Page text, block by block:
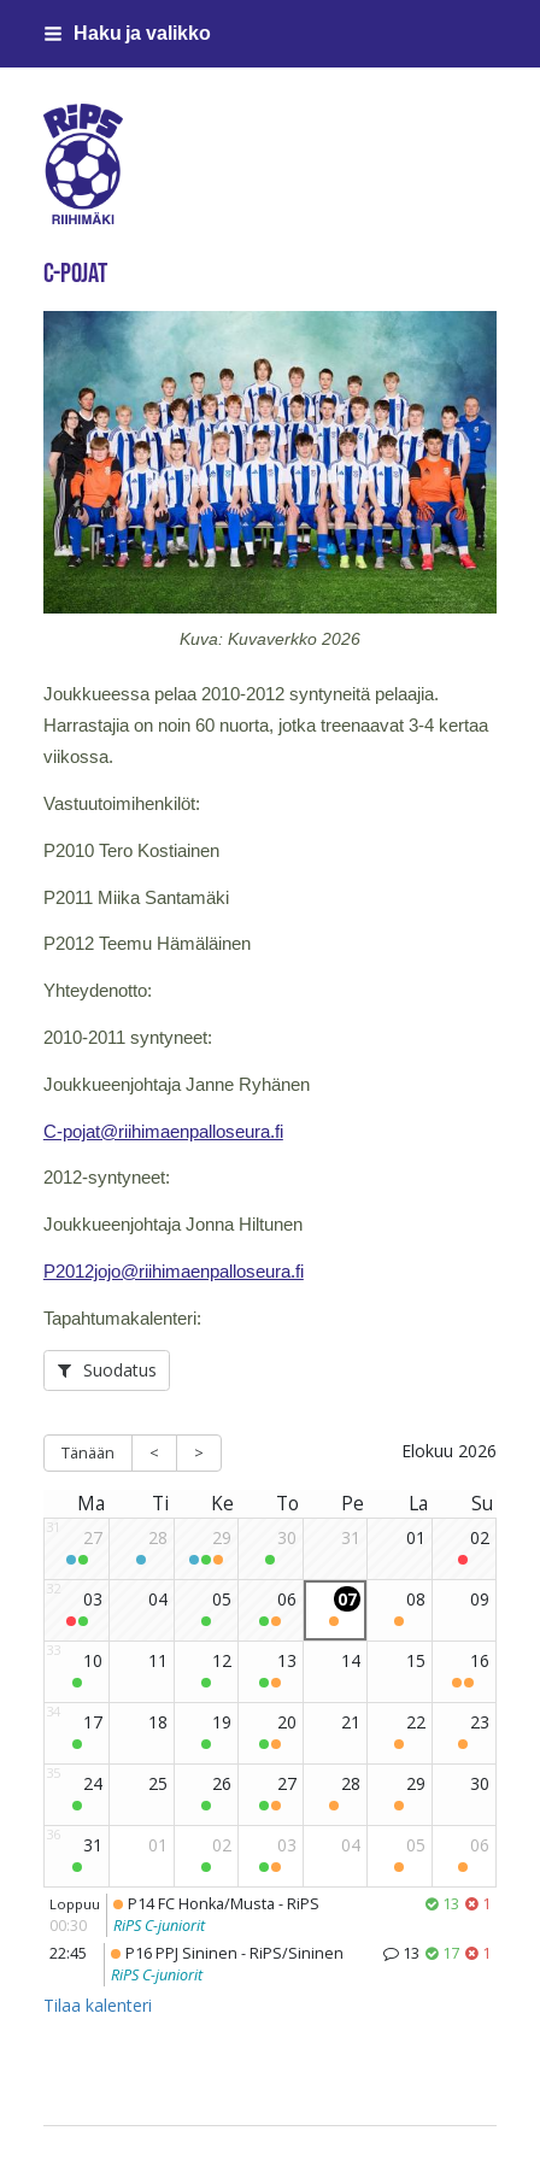
Siirry
Haku ja valikko
Riihimäen Palloseura ry
C-pojat
Kuva: Kuvaverkko 2026
Joukkueessa pelaa 2010-2012 syntyneitä pelaajia.
Harrastajia on noin 60 nuorta, jotka treenaavat 3-4 kertaa
viikossa.
Vastuutoimihenkilöt:
P2010 Tero Kostiainen
P2011 Miika Santamäki
P2012 Teemu Hämäläinen
Yhteydenotto:
2010-2011 syntyneet:
Joukkueenjohtaja Janne Ryhänen
C-pojat@riihimaenpalloseura.fi
2012-syntyneet:
Joukkueenjohtaja Jonna Hiltunen
P2012jojo@riihimaenpalloseura.fi
Tapahtumakalenteri: